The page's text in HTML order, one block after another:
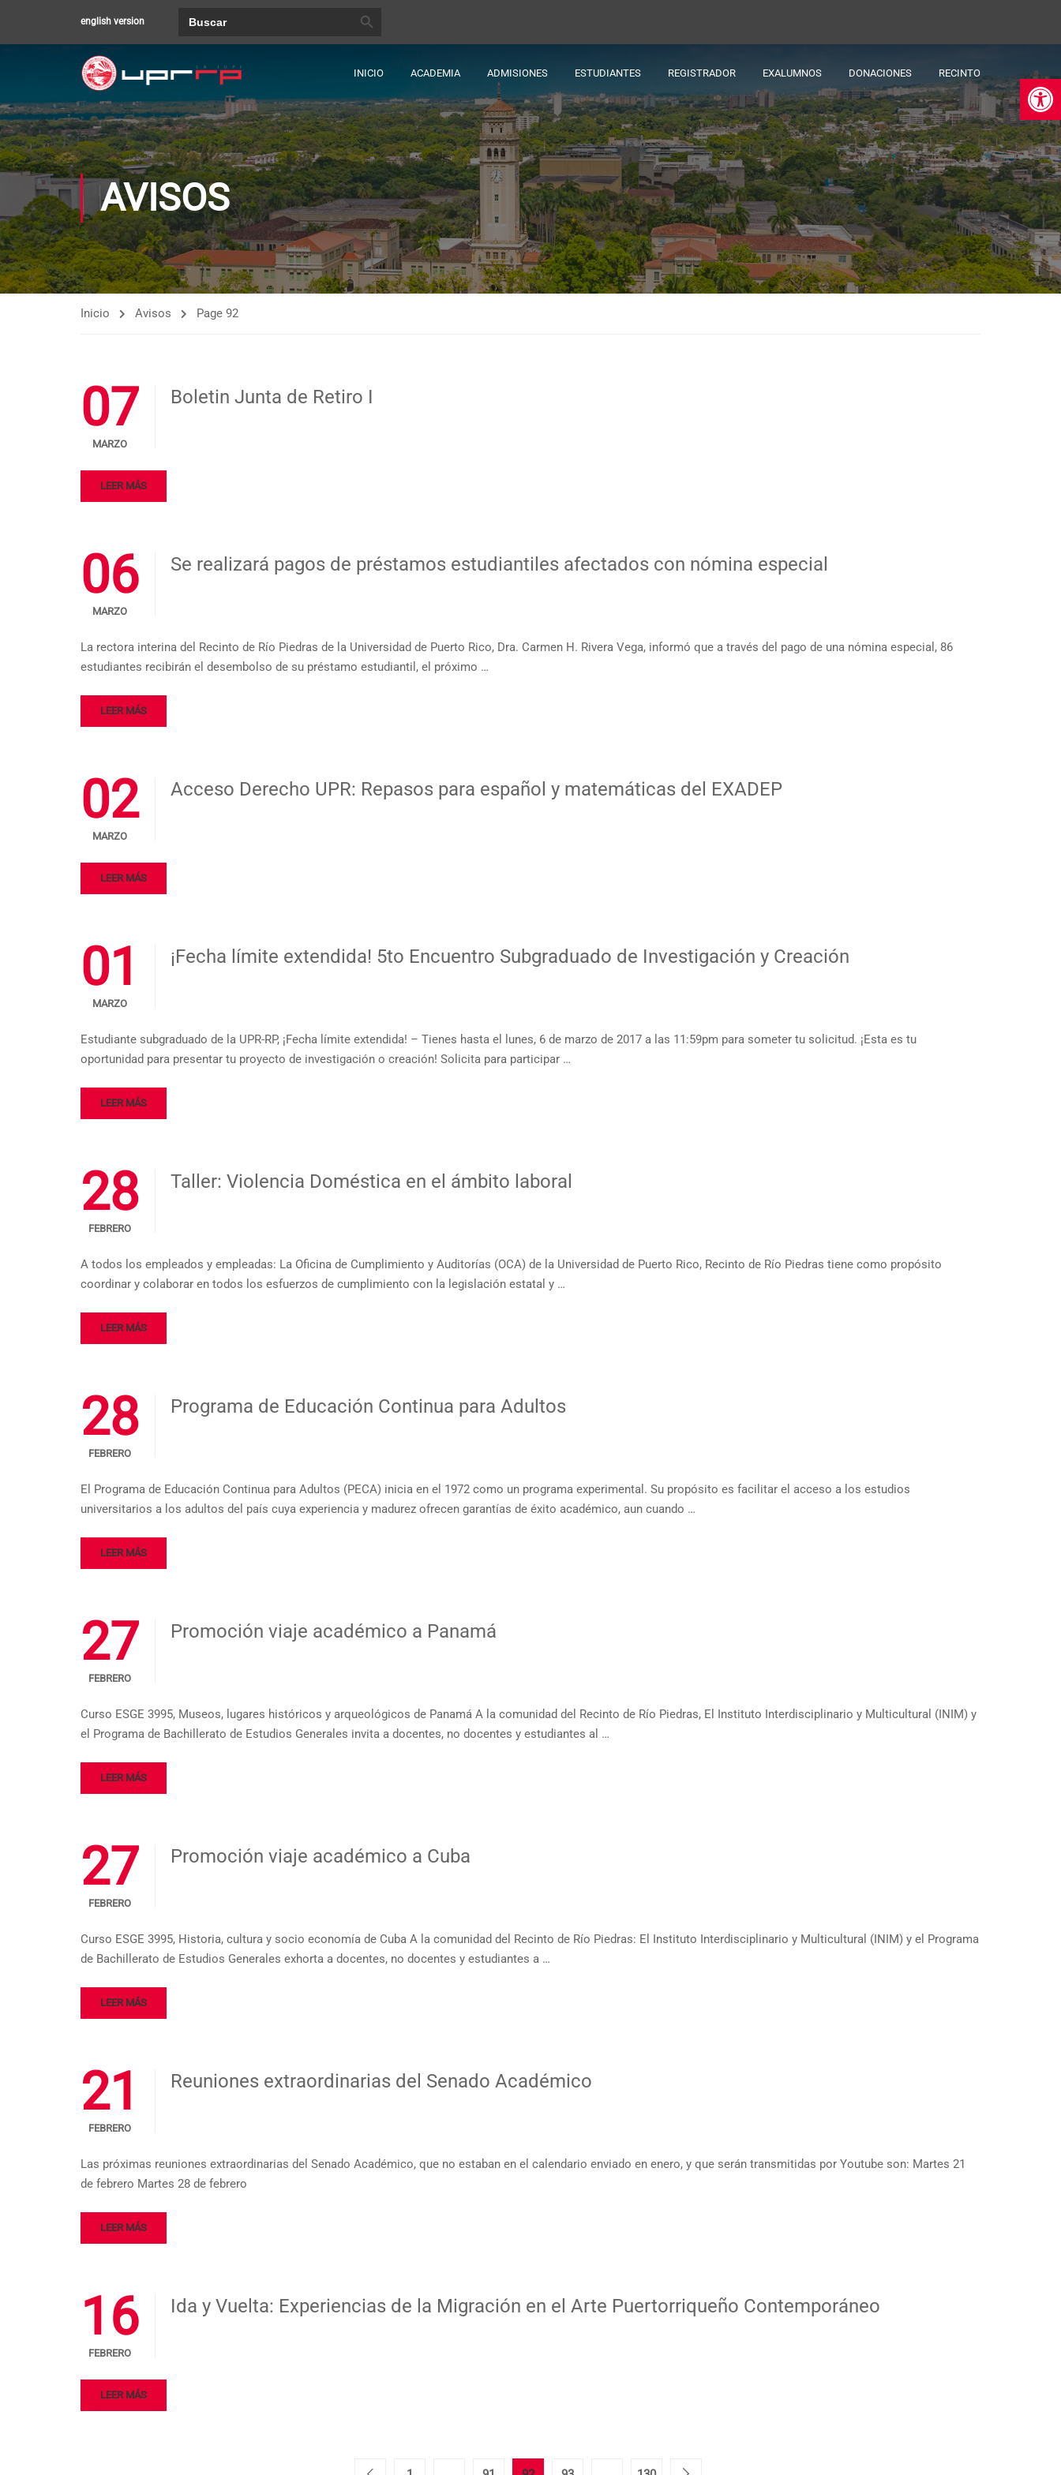
english version
INICIO ACADEMIA ADMISIONES ESTUDIANTES REGISTRADOR EXALUMNOS DONACIONES RECINTO
AVISOS
Inicio Avisos Page 92
07
MARZO
Boletin Junta de Retiro I
LEER MÁS
06
MARZO
Se realizará pagos de préstamos estudiantiles afectados con nómina especial
La rectora interina del Recinto de Río Piedras de la Universidad de Puerto Rico, Dra. Carmen H. Rivera Vega, informó que a través del pago de una nómina especial, 86
estudiantes recibirán el desembolso de su préstamo estudiantil, el próximo …
LEER MÁS
02
MARZO
Acceso Derecho UPR: Repasos para español y matemáticas del EXADEP
LEER MÁS
01
MARZO
¡Fecha límite extendida! 5to Encuentro Subgraduado de Investigación y Creación
Estudiante subgraduado de la UPR-RP, ¡Fecha límite extendida! – Tienes hasta el lunes, 6 de marzo de 2017 a las 11:59pm para someter tu solicitud. ¡Esta es tu
oportunidad para presentar tu proyecto de investigación o creación! Solicita para participar …
LEER MÁS
28
FEBRERO
Taller: Violencia Doméstica en el ámbito laboral
A todos los empleados y empleadas: La Oficina de Cumplimiento y Auditorías (OCA) de la Universidad de Puerto Rico, Recinto de Río Piedras tiene como propósito
coordinar y colaborar en todos los esfuerzos de cumplimiento con la legislación estatal y …
LEER MÁS
28
FEBRERO
Programa de Educación Continua para Adultos
El Programa de Educación Continua para Adultos (PECA) inicia en el 1972 como un programa experimental. Su propósito es facilitar el acceso a los estudios
universitarios a los adultos del país cuya experiencia y madurez ofrecen garantías de éxito académico, aun cuando …
LEER MÁS
27
FEBRERO
Promoción viaje académico a Panamá
Curso ESGE 3995, Museos, lugares históricos y arqueológicos de Panamá A la comunidad del Recinto de Río Piedras, El Instituto Interdisciplinario y Multicultural (INIM) y
el Programa de Bachillerato de Estudios Generales invita a docentes, no docentes y estudiantes al …
LEER MÁS
27
FEBRERO
Promoción viaje académico a Cuba
Curso ESGE 3995, Historia, cultura y socio economía de Cuba A la comunidad del Recinto de Río Piedras: El Instituto Interdisciplinario y Multicultural (INIM) y el Programa
de Bachillerato de Estudios Generales exhorta a docentes, no docentes y estudiantes a …
LEER MÁS
21
FEBRERO
Reuniones extraordinarias del Senado Académico
Las próximas reuniones extraordinarias del Senado Académico, que no estaban en el calendario enviado en enero, y que serán transmitidas por Youtube son: Martes 21
de febrero Martes 28 de febrero
LEER MÁS
16
FEBRERO
Ida y Vuelta: Experiencias de la Migración en el Arte Puertorriqueño Contemporáneo
LEER MÁS